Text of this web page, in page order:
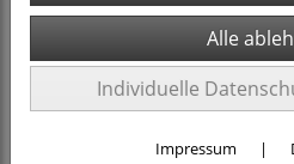
Individuelle
Impressum |